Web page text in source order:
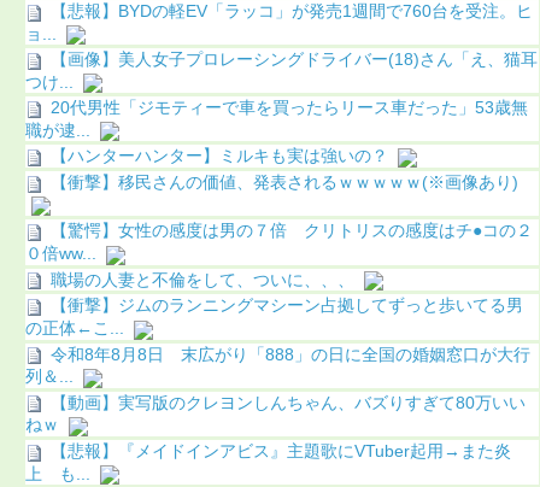
【悲報】BYDの軽EV「ラッコ」が発売1週間で760台を受注。ヒ
ョ...
【画像】美人女子プロレーシングドライバー(18)さん「え、猫耳
つけ...
20代男性「ジモティーで車を買ったらリース車だった」53歳無
職が逮...
【ハンターハンター】ミルキも実は強いの？
【衝撃】移民さんの価値、発表されるｗｗｗｗｗ(※画像あり)
【驚愕】女性の感度は男の７倍 クリトリスの感度はチ●コの２
０倍ww...
職場の人妻と不倫をして、ついに、、、
【衝撃】ジムのランニングマシーン占拠してずっと歩いてる男
の正体←こ...
令和8年8月8日 末広がり「888」の日に全国の婚姻窓口が大行
列＆...
【動画】実写版のクレヨンしんちゃん、バズりすぎて80万いい
ねｗ
【悲報】『メイドインアビス』主題歌にVTuber起用→また炎
上 も...